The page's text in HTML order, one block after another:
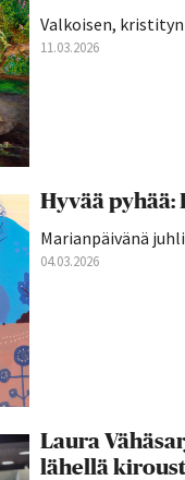
Valkoisen,
11.03.2026
Hyvää pyhää:
Marianpäivänä
04.03.2026
Laura
lähellä